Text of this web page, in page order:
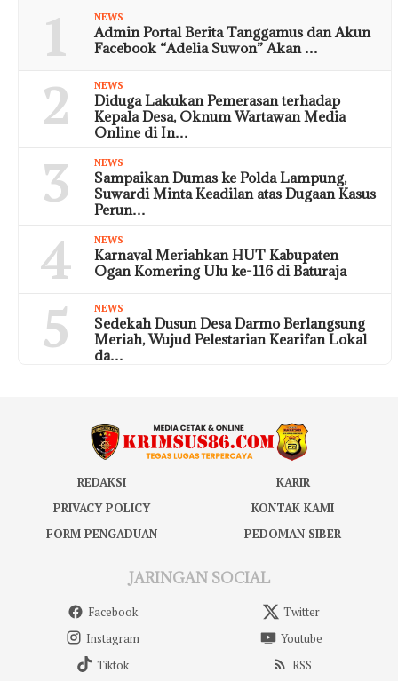
1 NEWS
Admin Portal Berita Tanggamus dan Akun
Facebook “Adelia Suwon” Akan …
2 NEWS
Diduga Lakukan Pemerasan terhadap
Kepala Desa, Oknum Wartawan Media
Online di In…
3 NEWS
Sampaikan Dumas ke Polda Lampung,
Suwardi Minta Keadilan atas Dugaan Kasus
Perun…
4 NEWS
Karnaval Meriahkan HUT Kabupaten
Ogan Komering Ulu ke-116 di Baturaja
5 NEWS
Sedekah Dusun Desa Darmo Berlangsung
Meriah, Wujud Pelestarian Kearifan Lokal
da…
REDAKSI
KARIR
PRIVACY POLICY
KONTAK KAMI
FORM PENGADUAN
PEDOMAN SIBER
JARINGAN SOCIAL
Facebook
Twitter
Instagram
Youtube
Tiktok
RSS